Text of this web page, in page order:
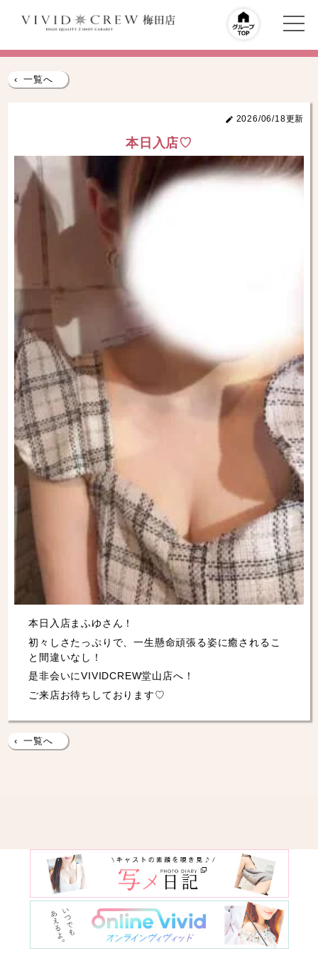
‹ 一覧へ
2026/06/18更新
本日入店♡
本日入店まふゆさん！
初々しさたっぷりで、一生懸命頑張る姿に癒されるこ
と間違いなし！
是非会いにVIVIDCREW堂山店へ！
ご来店お待ちしております♡
‹ 一覧へ